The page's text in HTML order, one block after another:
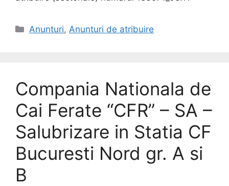
Anunturi, Anunturi de atribuire
Compania Nationala de
Cai Ferate “CFR” – SA –
Salubrizare in Statia CF
Bucuresti Nord gr. A si
B